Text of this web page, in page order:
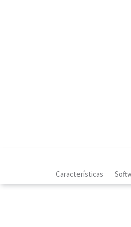
Características